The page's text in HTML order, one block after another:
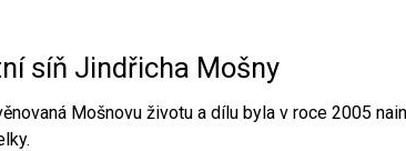
síň Jindřicha Mošny
Mošnovu životu a dílu byla v roce 2005